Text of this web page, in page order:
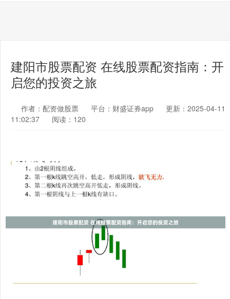
建阳市股票配资 在线股票配资指南：开
启您的投资之旅
作者：配资做股票 平台：财盛证券app
更新：2025-04-11
11:02:37
阅读：120